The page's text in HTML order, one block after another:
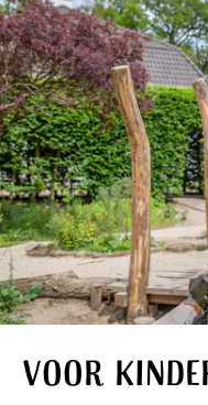
Voor